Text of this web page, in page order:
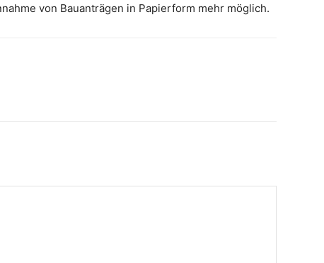
von Bauanträgen in Papierform mehr möglich.